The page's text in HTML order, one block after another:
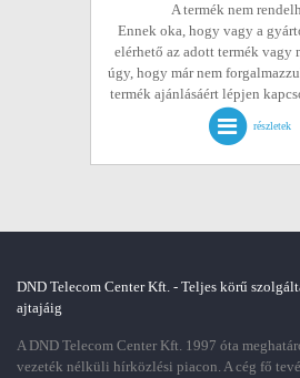
A termék nem
Ennek oka, hogy vagy a
elérhető az adott termék
úgy, hogy már nem
termék ajánlásáért lépjen
részletek
DND Telecom Center Kft. - Teljes körű
ajtajáig
A DND Telecom Center Kft. 1997 óta
vezeték nélküli hírközlési piacon. A cég fő